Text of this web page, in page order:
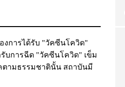
งการได้รับ "วัคซีนโควิด"
บการฉีด "วัคซีนโควิด" เข็ม
ตามธรรมชาตินั้น สถาบันมี